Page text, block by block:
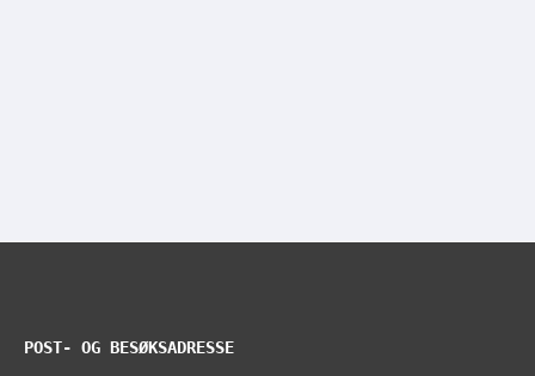
POST- OG BESØKSADRESSE